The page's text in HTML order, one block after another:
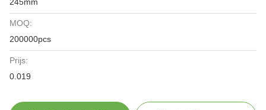
MOQ:
200000pcs
Prijs:
0.019